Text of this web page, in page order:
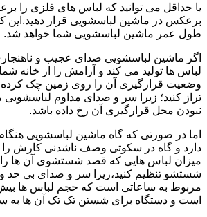
یا حداقل می توانید که لباس های فلزی را
برعکس در ماشین لباسشویی قرار دهید.این
طول عمر ماشین لباسشویی شما خواهد شد.
اگر ماشین لباسشویی صدای عجیب و
لباس ها تولید می کند و آرامش را از خانه
وضعیت قرارگیری آن را روی زمین چک کرده و
تراز کنید؛ زیرا سر و صدای مداوم
نبودن محل قرارگیری آن رخ داده باشد.
اما در صورتی که گاه ماشین لباسشویی
دارد و گاه در سکوتی وصف ناشدنی کارش را
میزان لباس هایی که قصد شستشوی آن ها را
شستشو تنظیم کنید،زیرا سر و صدای بی حد و
مربوط به ساعاتی است که حجم لباس ها
است و دستگاه برای شستن تک تک آن ها به